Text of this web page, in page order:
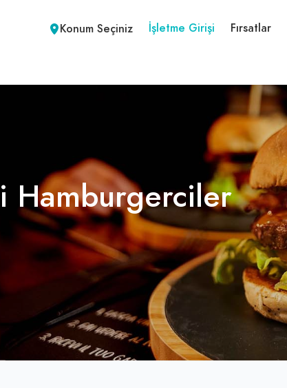
Konum Seçiniz İşletme Girişi Fırsatlar
Hamburgerciler